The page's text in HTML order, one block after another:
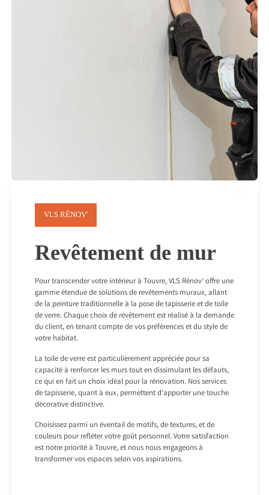
VLS RÉNOV'
Revêtement de mur
Pour transcender votre intérieur à Touvre, VLS Rénov’ offre une
gamme étendue de solutions de revêtements muraux, allant
de la peinture traditionnelle à la pose de tapisserie et de toile
de verre. Chaque choix de revêtement est réalisé à la demande
du client, en tenant compte de vos préférences et du style de
votre habitat.
La toile de verre est particulièrement appréciée pour sa
capacité à renforcer les murs tout en dissimulant les défauts,
ce qui en fait un choix idéal pour la rénovation. Nos services
de tapisserie, quant à eux, permettent d’apporter une touche
décorative distinctive.
Choisissez parmi un éventail de motifs, de textures, et de
couleurs pour refléter votre goût personnel. Votre satisfaction
est notre priorité à Touvre, et nous nous engageons à
transformer vos espaces selon vos aspirations.